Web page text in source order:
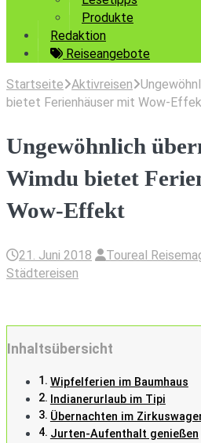
Produkte
Redaktion
Reiseangebote
Startseite Aktivreisen
bietet Ferienhäuser mit Wow-
Ungewöhnlich
Wimdu bietet
Wow-Effekt
21. Juni 2018 Toureal
Städtereisen
Inhaltsübersicht
Wipfelferien im Baumhaus
Indianerurlaub im Tipi
Übernachten im
Jurten-Aufenthalt genießen